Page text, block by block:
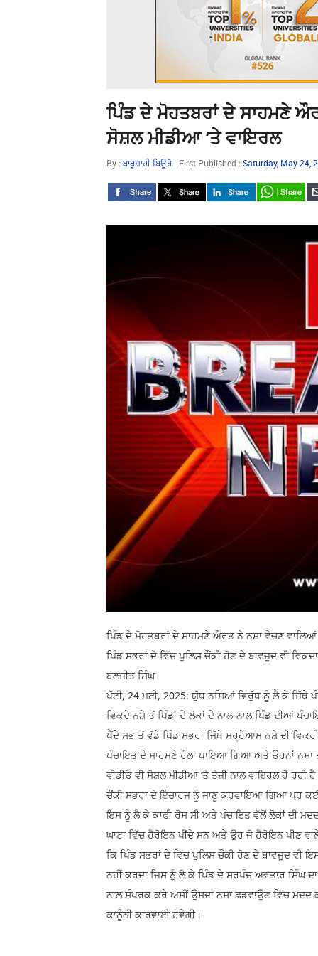
ਪਿੰਡ ਦੇ ਮੋਹਤਬਰਾਂ ਦੇ ਸਾਹਮਣੇ
ਸੋਸ਼ਲ ਮੀਡੀਆ ’ਤੇ ਵਾਇਰਲ
By : ਬਾਬੂਸ਼ਾਹੀ ਬਿਊਰੋ First Published : Saturday, May 24,
ਪਿੰਡ ਦੇ ਮੋਹਤਬਰਾਂ ਦੇ ਸਾਹਮਣੇ ਔਰਤ ਨੇ ਨਸ਼ਾ ਵੇਚਣ
ਪਿੰਡ ਸਭਰਾਂ ਦੇ ਵਿੱਚ ਪੁਲਿਸ ਚੌਂਕੀ ਹੋਣ ਦੇ ਬਾਵਜੂਦ ਵੀ
ਬਲਜੀਤ ਸਿੰਘ
ਪੱਟੀ, 24 ਮਈ, 2025: ਯੁੱਧ ਨਸ਼ਿਆਂ ਵਿਰੁੱਧ ਨੂੰ ਲੈ ਕੇ ਜਿੱਥੇ
ਵਿਕਦੇ ਨਸ਼ੇ ਤੋਂ ਪਿੰਡਾਂ ਦੇ ਲੋਕਾਂ ਦੇ ਨਾਲ-ਨਾਲ ਪਿੰਡ ਦੀਆਂ
ਪੈਂਦੇ ਸਭ ਤੋਂ ਵੱਡੇ ਪਿੰਡ ਸਭਰਾ ਜਿੱਥੇ ਸ਼ਰ੍ਹੇਆਮ ਨਸ਼ੇ ਦੀ
ਪੰਚਾਇਤ ਦੇ ਸਾਹਮਣੇ ਰੌਲਾ ਪਾਇਆ ਗਿਆ ਅਤੇ ਉਹਨਾਂ ਨਸ਼ਾ
ਵੀਡੀਓ ਵੀ ਸੋਸ਼ਲ ਮੀਡੀਆ ’ਤੇ ਤੇਜ਼ੀ ਨਾਲ ਵਾਇਰਲ ਹੋ
ਚੌਂਕੀ ਸਭਰਾ ਦੇ ਇੰਚਾਰਜ ਨੂੰ ਜਾਣੂ ਕਰਵਾਇਆ ਗਿਆ ਪਰ ਕਈ
ਇਸ ਨੂੰ ਲੈ ਕੇ ਕਾਫੀ ਰੋਸ ਸੀ ਅਤੇ ਪੰਚਾਇਤ ਵੱਲੋਂ ਲੋਕਾਂ ਦੀ
ਘਾਟਾ ਵਿੱਚ ਹੈਰੋਇਨ ਪੀਂਦੇ ਸਨ ਅਤੇ ਉਹ ਜੋ ਹੈਰੋਇਨ ਪੀਣ
ਕ‌ਿ ਪਿੰਡ ਸਭਰਾਂ ਦੇ ਵਿੱਚ ਪੁਲਿਸ ਚੌਂਕੀ ਹੋਣ ਦੇ ਬਾਵਜੂਦ ਵੀ
ਨਹੀਂ ਕਰਦਾ ਜਿਸ ਨੂੰ ਲੈ ਕੇ ਪਿੰਡ ਦੇ ਸਰਪੰਚ ਅਵਤਾਰ ਸਿੰਘ
ਨਾਲ ਸੰਪਰਕ ਕਰੇ ਅਸੀਂ ਉਸਦਾ ਨਸ਼ਾ ਛਡਵਾਉਣ ਵਿੱਚ
ਕਾਨੂੰਨੀ ਕਾਰਵਾਈ ਹੋਵੇਗੀ।